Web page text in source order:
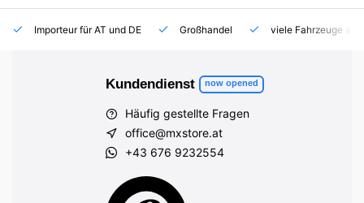
Importeur für AT und DE Großhandel viele Fahrzeuge auf
Kundendienst now opened
Häufig gestellte Fragen
office@mxstore.at
+43 676 9232554